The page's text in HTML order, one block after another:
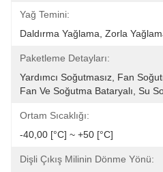
Yağ Temini:
Daldırma Yağlama, Zorla
Paketleme Detayları:
Yardımcı Soğutmasız, Fan
Fan Ve Soğutma Bataryalı, Su
Ortam Sıcaklığı:
-40,00 [°C] ~ +50 [°C]
Dişli Çıkış Milinin Dönme Yönü: